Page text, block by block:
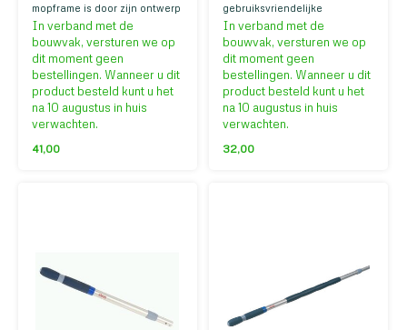
mopframe is door zijn ontwerp
eenvoudig in gebruik, zorgt
voor maximale
reinigingsprestaties en korte
dweiltijd.
In verband met de
bouwvak, versturen we op
dit moment geen
bestellingen. Wanneer u dit
product besteld kunt u het
na 10 augustus in huis
verwachten.
41,00
gebruiksvriendelijke
aluminium dweilstok van 145
centimeter. Geschikt voor
verschillende Vileda
producten.
In verband met de
bouwvak, versturen we op
dit moment geen
bestellingen. Wanneer u dit
product besteld kunt u het
na 10 augustus in huis
verwachten.
32,00